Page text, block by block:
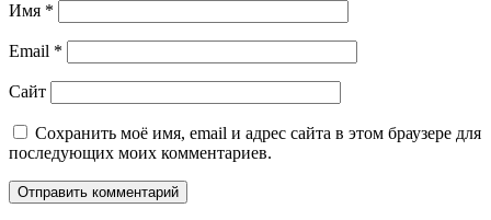
Имя *
Email *
Сайт
Сохранить моё имя, email и адрес сайта в этом браузере для
последующих моих комментариев.